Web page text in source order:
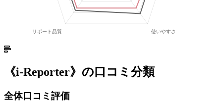
《i-Reporter》の口コミ分類
全体口コミ評価